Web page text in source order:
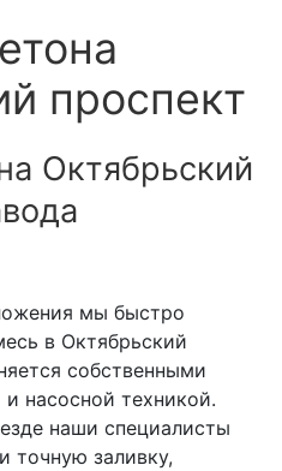
проспект
Октябрьский
мы быстро
в Октябрьский
собственными
насосной техникой.
наши специалисты
точную заливку,